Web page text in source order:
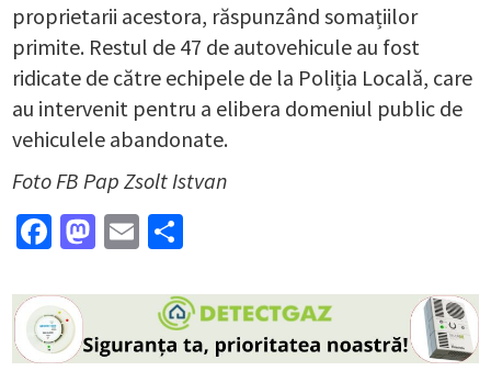
proprietarii acestora, răspunzând somațiilor
primite. Restul de 47 de autovehicule au fost
ridicate de către echipele de la Poliția Locală, care
au intervenit pentru a elibera domeniul public de
vehiculele abandonate.
Foto FB Pap Zsolt Istvan
Facebook
Mastodon
Email